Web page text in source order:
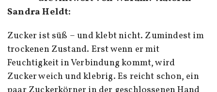
Sandra Heldt:
Zucker ist süß – und klebt nicht. Zumindest im
trockenen Zustand. Erst wenn er mit
Feuchtigkeit in Verbindung kommt, wird
Zucker weich und klebrig. Es reicht schon, ein